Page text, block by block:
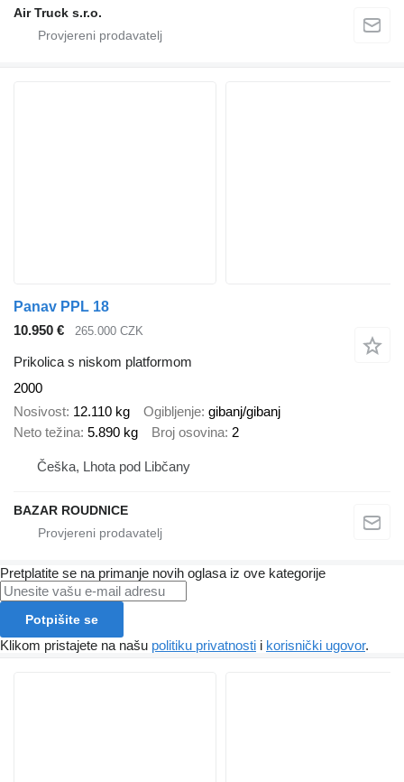
Air Truck s.r.o.
Panav PPL 18
10.950 €
265.000 CZK
Prikolica s niskom platformom
2000
Nosivost 12.110 kg Ogibljenje gibanj/gibanj
Neto težina 5.890 kg Broj osovina 2
Češka, Lhota pod Libčany
BAZAR ROUDNICE
Pretplatite se na primanje novih oglasa iz ove kategorije
Potpišite se
Klikom pristajete na našu politiku privatnosti i korisnički ugovor.